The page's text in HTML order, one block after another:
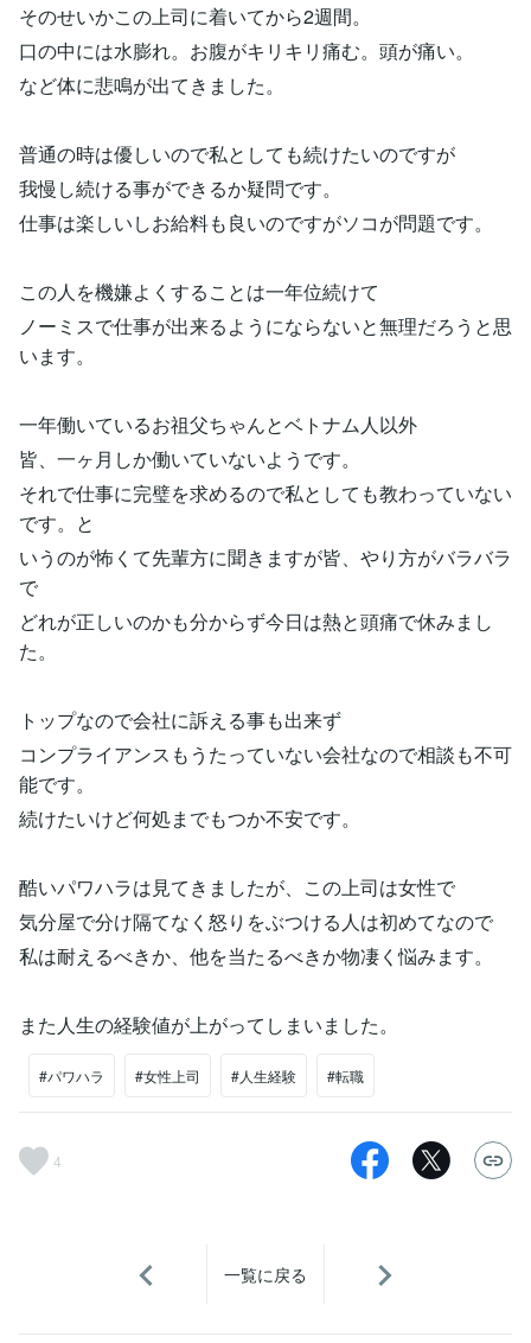
そのせいかこの上司に着いてから2週間。
口の中には水膨れ。お腹がキリキリ痛む。頭が痛い。
など体に悲鳴が出てきました。
普通の時は優しいので私としても続けたいのですが
我慢し続ける事ができるか疑問です。
仕事は楽しいしお給料も良いのですがソコが問題です。
この人を機嫌よくすることは一年位続けて
ノーミスで仕事が出来るようにならないと無理だろうと思
います。
一年働いているお祖父ちゃんとベトナム人以外
皆、一ヶ月しか働いていないようです。
それで仕事に完璧を求めるので私としても教わっていない
です。と
いうのが怖くて先輩方に聞きますが皆、やり方がバラバラ
で
どれが正しいのかも分からず今日は熱と頭痛で休みまし
た。
トップなので会社に訴える事も出来ず
コンプライアンスもうたっていない会社なので相談も不可
能です。
続けたいけど何処までもつか不安です。
酷いパワハラは見てきましたが、この上司は女性で
気分屋で分け隔てなく怒りをぶつける人は初めてなので
私は耐えるべきか、他を当たるべきか物凄く悩みます。
また人生の経験値が上がってしまいました。
#パワハラ #女性上司 #人生経験 #転職
4
一覧に戻る